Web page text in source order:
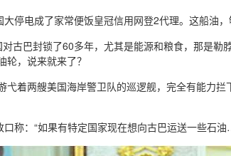
停电成了家常便饭皇冠信用网登2代理。这船油，
古巴封锁了60多年，尤其是能源和粮食，那是
，说来就来了？
弋着两艘美国海岸警卫队的巡逻舰，完全有能力
口称：“如果有特定国家现在想向古巴运送一些石